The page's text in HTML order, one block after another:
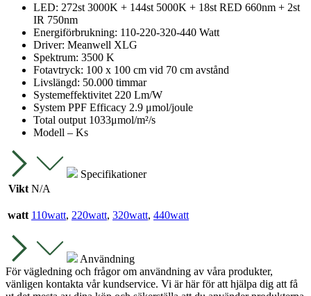
LED: 272st 3000K + 144st 5000K + 18st RED 660nm + 2st
IR 750nm
Energiförbrukning: 110-220-320-440 Watt
Driver: Meanwell XLG
Spektrum: 3500 K
Fotavtryck: 100 x 100 cm vid 70 cm avstånd
Livslängd: 50.000 timmar
Systemeffektivitet 220 Lm/W
System PPF Efficacy 2.9 μmol/joule
Total output 1033μmol/m²/s
Modell – Ks
Specifikationer
Vikt N/A
watt 110watt, 220watt, 320watt, 440watt
Användning
För vägledning och frågor om användning av våra produkter,
vänligen kontakta vår kundservice. Vi är här för att hjälpa dig att få